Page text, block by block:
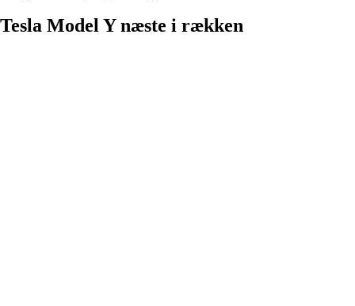
Tesla Model Y næste i rækken